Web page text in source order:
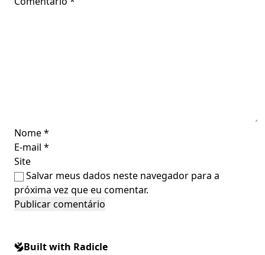
Nome*
E-mail *
Site
Salvar meus dados neste navegador para a
próxima vez que eu comentar.
Built with Radicle